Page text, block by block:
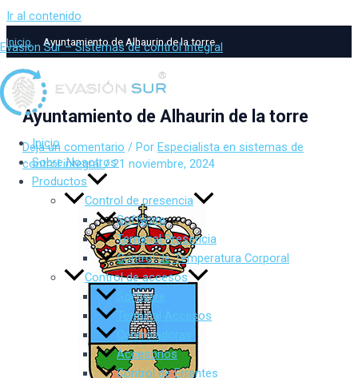
Ir al contenido
Evasion Sur – Sistemas de control integral
Inicio
Sobre Nosotros
Productos
Control de presencia
Software
Terminal Presencia
Control de Temperatura Corporal
Control de accesos
Software
Terminal Accesos
Controladoras
Accesorios
Control de Errantes
Inicio Ayuntamiento de Alhaurin de la torre
Ayuntamiento de Alhaurin de la torre
Deja un comentario / Por Especialista en sistemas de
control integral/21 noviembre, 2024